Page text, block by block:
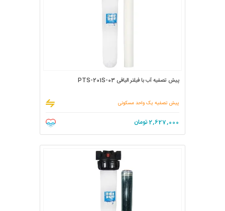
پیش تصفیه آب با فیلتر الیافی PTS-201S-03
پیش تصفیه یک واحد مسکونی
2,627,000تومان